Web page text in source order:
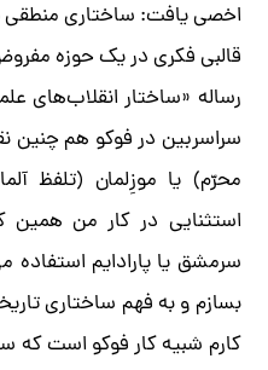
اخصی یافت: ساختاری منطقی
قالبی فکری در یک حوزه
محرّم) یا موزِلمان (تلفظ
استثنایی در کار من همین
سرمشق یا پارادایم استفاده
بسازم و به فهم ساختاری
کارم شبیه کار فوکو است که